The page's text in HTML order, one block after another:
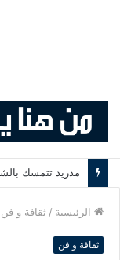
مدريد تتمسك
الرئيسية / ثقافة و فن
ثقافة و فن